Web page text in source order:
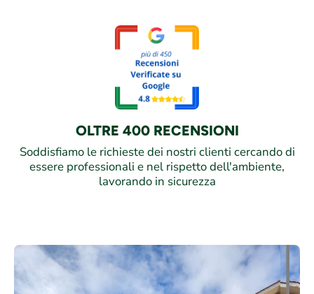
OLTRE 400 RECENSIONI
Soddisfiamo le richieste dei nostri clienti cercando di
essere professionali e nel rispetto dell'ambiente,
lavorando in sicurezza